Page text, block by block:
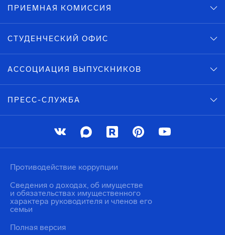
ПРИЕМНАЯ КОМИССИЯ
СТУДЕНЧЕСКИЙ ОФИС
АССОЦИАЦИЯ ВЫПУСКНИКОВ
ПРЕСС-СЛУЖБА
Противодействие коррупции
Сведения о доходах, об имуществе
и обязательствах имущественного
характера руководителя и членов его
семьи
Полная версия